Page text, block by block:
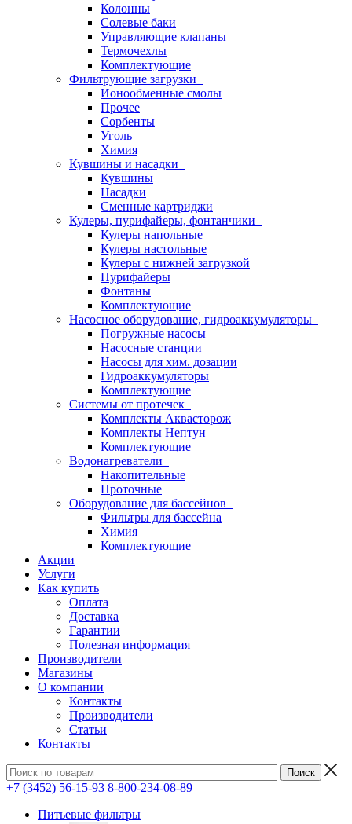
Колонны
Солевые баки
Управляющие клапаны
Термочехлы
Комплектующие
Фильтрующие загрузки
Ионообменные смолы
Прочее
Сорбенты
Уголь
Химия
Кувшины и насадки
Кувшины
Насадки
Сменные картриджи
Кулеры, пурифайеры, фонтанчики
Кулеры напольные
Кулеры настольные
Кулеры с нижней загрузкой
Пурифайеры
Фонтаны
Комплектующие
Насосное оборудование, гидроаккумуляторы
Погружные насосы
Насосные станции
Насосы для хим. дозации
Гидроаккумуляторы
Комплектующие
Системы от протечек
Комплекты Аквасторож
Комплекты Нептун
Комплектующие
Водонагреватели
Накопительные
Проточные
Оборудование для бассейнов
Фильтры для бассейна
Химия
Комплектующие
Акции
Услуги
Как купить
Оплата
Доставка
Гарантии
Полезная информация
Производители
Магазины
О компании
Контакты
Производители
Статьи
Контакты
+7 (3452) 56-15-93 8-800-234-08-89
Питьевые фильтры